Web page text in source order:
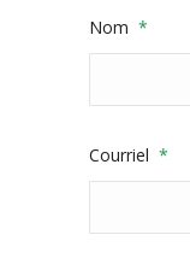
Nom *
Courriel *